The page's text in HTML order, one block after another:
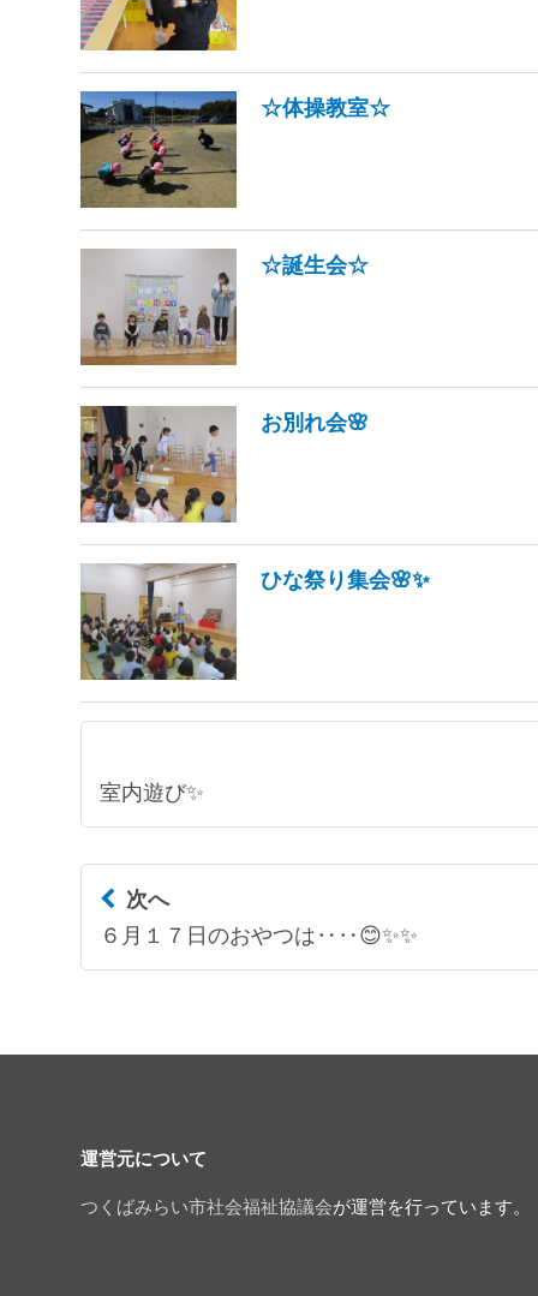
☆体操教室☆
☆誕生会☆
お別れ会🌸
ひな祭り集会🌸✨
室内遊び✨
次へ
６月１７日のおやつは‥‥😊✨✨
運営元について
つくばみらい市社会福祉協議会が運営を行っています。